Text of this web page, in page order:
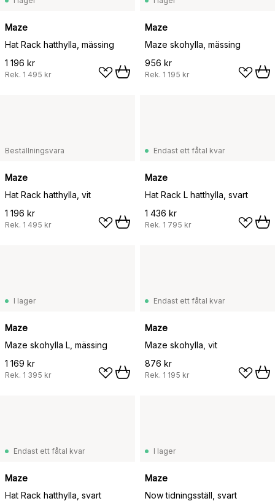
Maze
Hat Rack hatthylla, mässing
1 196 kr
Rek. 1 495 kr
Maze
Maze skohylla, mässing
956 kr
Rek. 1 195 kr
Beställningsvara
Maze
Hat Rack hatthylla, vit
1 196 kr
Rek. 1 495 kr
Endast ett fåtal kvar
Maze
Hat Rack L hatthylla, svart
1 436 kr
Rek. 1 795 kr
I lager
Maze
Maze skohylla L, mässing
1 169 kr
Rek. 1 395 kr
Endast ett fåtal kvar
Maze
Maze skohylla, vit
876 kr
Rek. 1 195 kr
Endast ett fåtal kvar
Maze
Hat Rack hatthylla, svart
I lager
Maze
Now tidningsställ, svart